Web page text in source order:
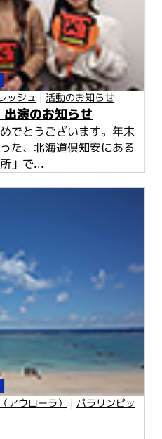
ッシュ |活動のお知らせ
演のお知らせ
でとうございます。年末
た、北海道倶知安にある
」で...
アウローラ） | パラリンピッ